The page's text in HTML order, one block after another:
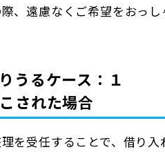
、遠慮なくご希望をおっし
うるケース：１
された場合
を受任することで、借り入